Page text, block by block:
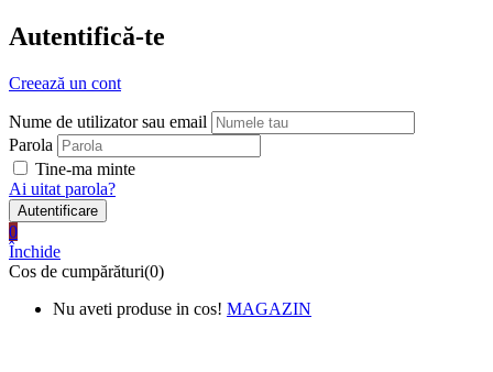
Autentifică-te
Creează un cont
Nume de utilizator sau email
Parola
Tine-ma minte
Ai uitat parola?
0
Închide
Cos de cumpărături(0)
Nu aveti produse in cos! MAGAZIN